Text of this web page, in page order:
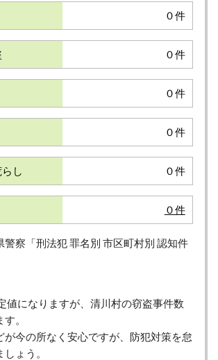
０件
０件
０件
０件
し ０件
０件
警察「刑法犯 罪名別 市区町村別 認知件
値になりますが、清川村の窃盗事件数
。
が今の所なく安心ですが、防犯対策を怠
ょう。